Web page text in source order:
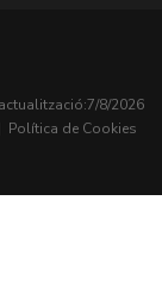
7/8/2026
Política de Cookies